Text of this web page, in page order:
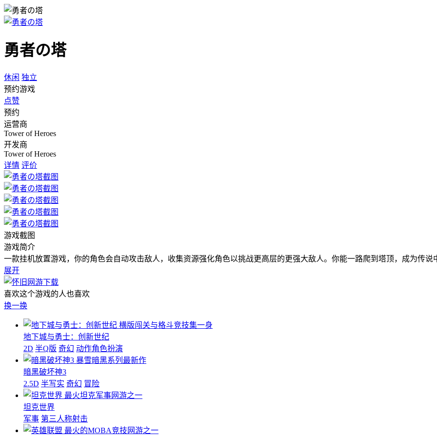
勇者の塔
休闲 独立
预约游戏
点赞
预约
运营商
Tower of Heroes
开发商
Tower of Heroes
详情 评价
游戏截图
游戏简介
一款挂机放置游戏，你的角色会自动攻击敌人，收集资源强化角色以挑战更高层的更强大敌人。你能一路爬到塔顶，成为传说
展开
喜欢这个游戏的人也喜欢
换一换
横版闯关与格斗竞技集一身
地下城与勇士：创新世纪
2D 半Q版 奇幻 动作角色扮演
暴雪暗黑系列最新作
暗黑破坏神3
2.5D 半写实 奇幻 冒险
最火坦克军事网游之一
坦克世界
军事 第三人称射击
最火的MOBA竞技网游之一